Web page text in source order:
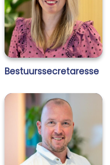
Bestuurssecretaresse